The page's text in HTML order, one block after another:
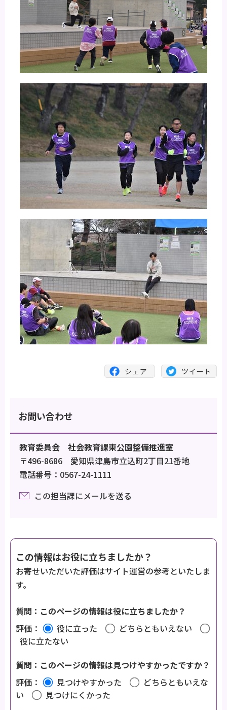
お問い合わせ
教育委員会 社会教育課東公園整備推進室
〒496-8686 愛知県津島市立込町2丁目21番地
電話番号：0567-24-1111
この担当課にメールを送る
この情報はお役に立ちましたか？
お寄せいただいた評価はサイト運営の参考といたしま
す。
質問：このページの情報は役に立ちましたか？
評価：
役に立った
どちらともいえない
役に立たない
質問：このページの情報は見つけやすかったですか？
評価：
見つけやすかった
どちらともいえな
い
見つけにくかった